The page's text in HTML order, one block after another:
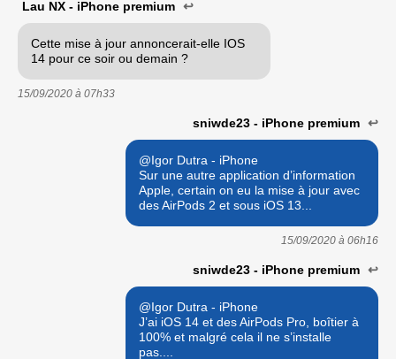
Lau NX - iPhone premium ↩
Cette mise à jour annoncerait-elle IOS
14 pour ce soir ou demain ?
15/09/2020 à 07h33
sniwde23 - iPhone premium ↩
@Igor Dutra - iPhone
Sur une autre application d’information
Apple, certain on eu la mise à jour avec
des AirPods 2 et sous iOS 13...
15/09/2020 à 06h16
sniwde23 - iPhone premium ↩
@Igor Dutra - iPhone
J’ai iOS 14 et des AirPods Pro, boîtier à
100% et malgré cela il ne s’installe
pas....